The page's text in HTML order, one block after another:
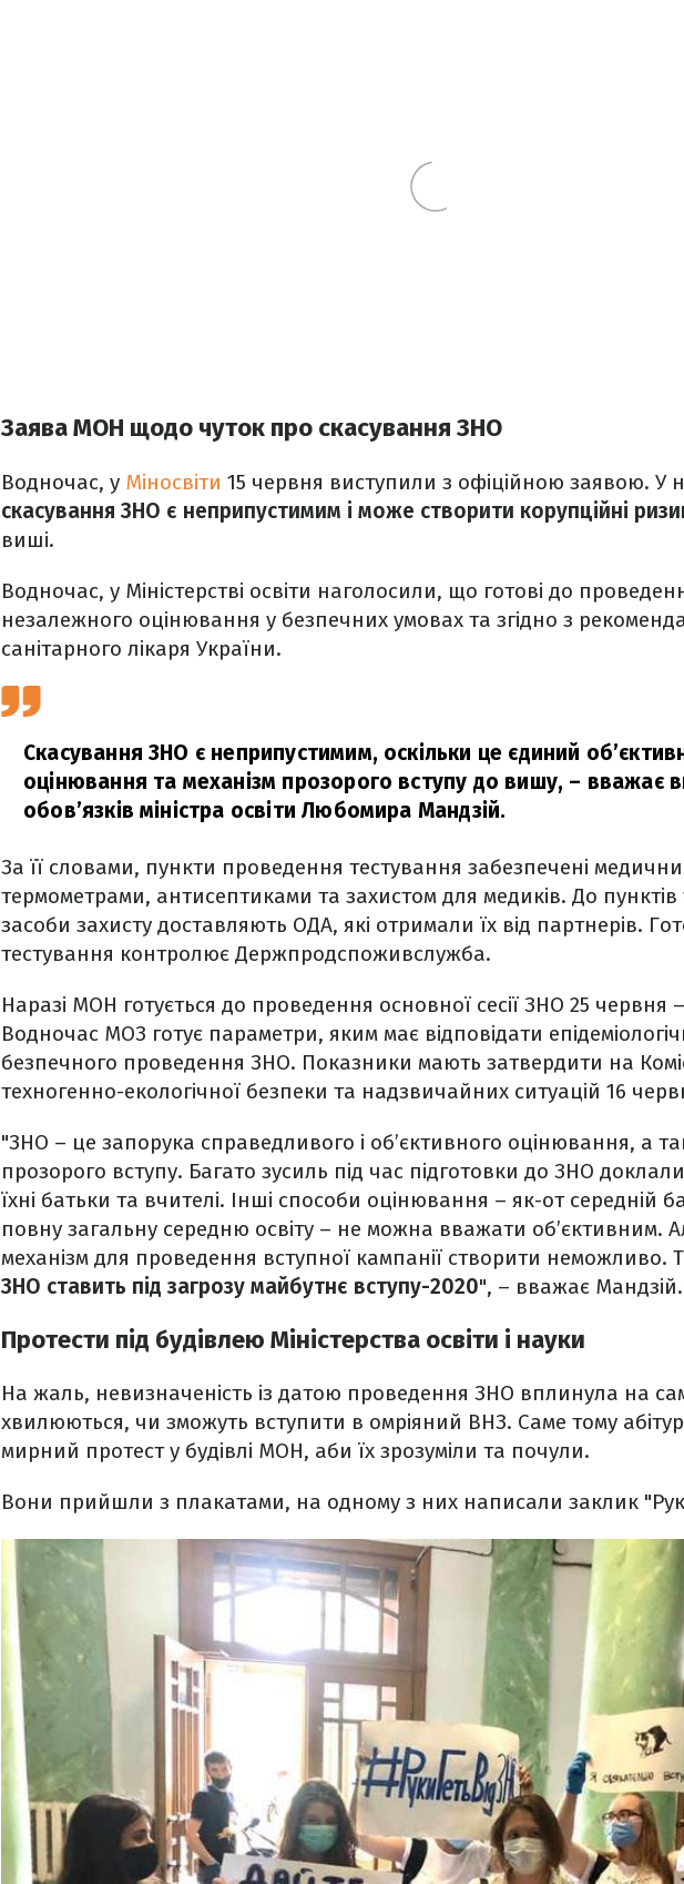
Заява МОН щодо чуток про скасування ЗНО
Водночас, у Міносвіти 15 червня виступили з офіційною заявою. У
скасування ЗНО є неприпустимим і може створити корупційні
виші.
Водночас, у Міністерстві освіти наголосили, що готові до
незалежного оцінювання у безпечних умовах та згідно з
санітарного лікаря України.
Скасування ЗНО є неприпустимим, оскільки це єдиний
оцінювання та механізм прозорого вступу до вишу, – вважає
обов’язків міністра освіти Любомира Мандзій.
За її словами, пункти проведення тестування забезпечені
термометрами, антисептиками та захистом для медиків. До пунктів
засоби захисту доставляють ОДА, які отримали їх від партнерів.
тестування контролює Держпродспоживслужба.
Наразі МОН готується до проведення основної сесії ЗНО 25 червня
Водночас МОЗ готує параметри, яким має відповідати
безпечного проведення ЗНО. Показники мають затвердити на
техногенно-екологічної безпеки та надзвичайних ситуацій 16
"ЗНО – це запорука справедливого і об’єктивного оцінювання, а
прозорого вступу. Багато зусиль під час підготовки до ЗНО
їхні батьки та вчителі. Інші способи оцінювання – як-от середній
повну загальну середню освіту – не можна вважати об’єктивним.
механізм для проведення вступної кампанії створити неможливо.
ЗНО ставить під загрозу майбутнє вступу-2020", – вважає Мандзій.
Протести під будівлею Міністерства освіти і науки
На жаль, невизначеність із датою проведення ЗНО вплинула на
хвилюються, чи зможуть вступити в омріяний ВНЗ. Саме тому
мирний протест у будівлі МОН, аби їх зрозуміли та почули.
Вони прийшли з плакатами, на одному з них написали заклик